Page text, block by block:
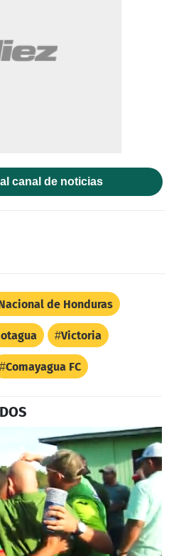
canal de noticias
de Honduras
Victoria
Comayagua FC